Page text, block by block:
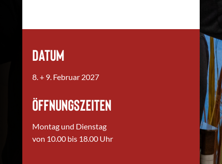
Datum
8. + 9. Februar 2027
Öffnungszeiten
Montag und Dienstag
von 10.00 bis 18.00 Uhr